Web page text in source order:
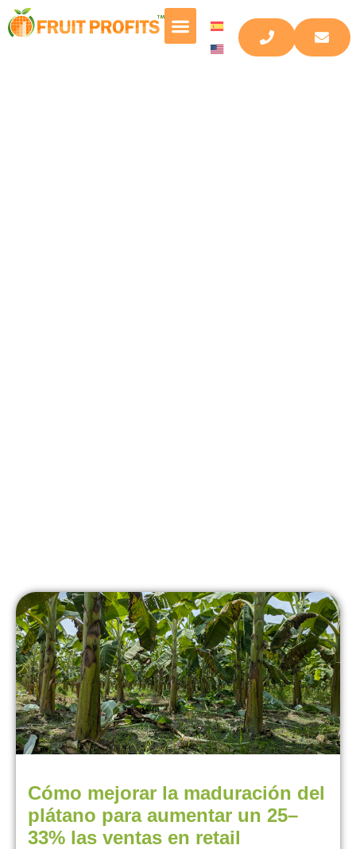
Cómo mejorar la maduración del
plátano para aumentar un 25–
33% las ventas en retail